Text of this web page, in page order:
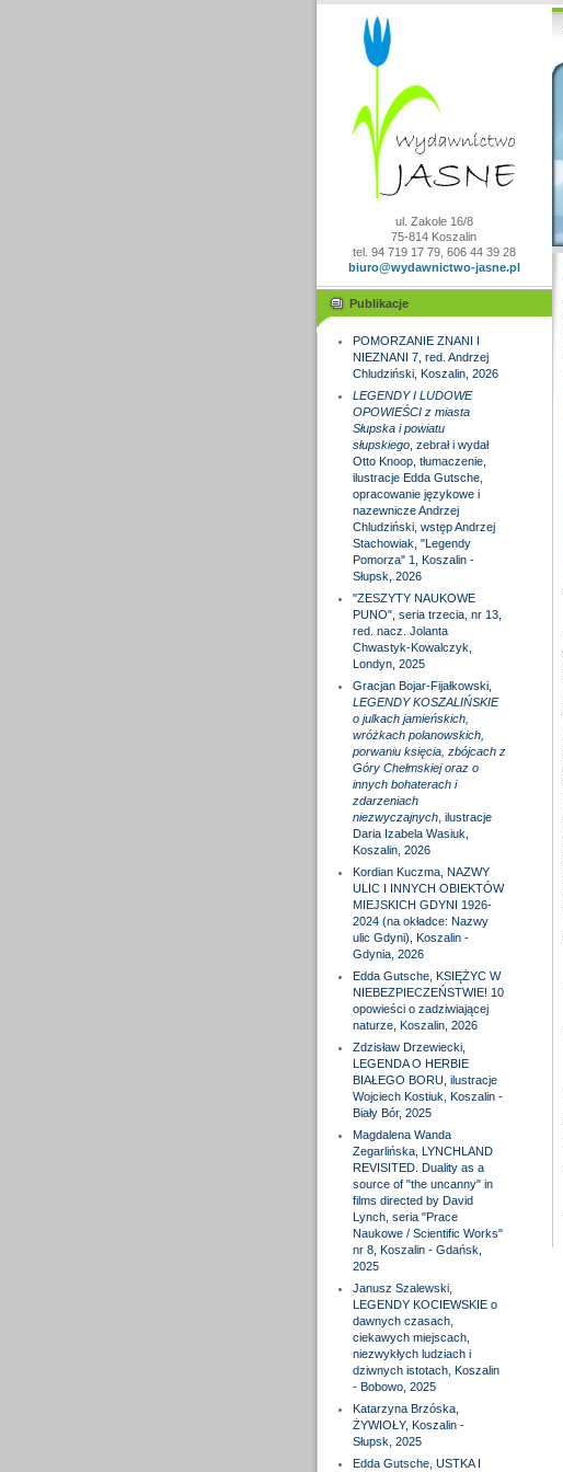
ul. Zakole 16/8
75-814 Koszalin
tel. 94 719 17 79, 606 44 39 28
biuro@wydawnictwo-jasne.pl
Publikacje
POMORZANIE ZNANI I
NIEZNANI 7, red. Andrzej
Chludziński, Koszalin, 2026
LEGENDY I LUDOWE
OPOWIEŚCI z miasta
Słupska i powiatu
słupskiego, zebrał i wydał
Otto Knoop, tłumaczenie,
ilustracje Edda Gutsche,
opracowanie językowe i
nazewnicze Andrzej
Chludziński, wstęp Andrzej
Stachowiak, "Legendy
Pomorza" 1, Koszalin -
Słupsk, 2026
"ZESZYTY NAUKOWE
PUNO", seria trzecia, nr 13,
red. nacz. Jolanta
Chwastyk-Kowalczyk,
Londyn, 2025
Gracjan Bojar-Fijałkowski,
LEGENDY KOSZALIŃSKIE
o julkach jamieńskich,
wróżkach polanowskich,
porwaniu księcia, zbójcach z
Góry Chełmskiej oraz o
innych bohaterach i
zdarzeniach
niezwyczajnych, ilustracje
Daria Izabela Wasiuk,
Koszalin, 2026
Kordian Kuczma, NAZWY
ULIC I INNYCH OBIEKTÓW
MIEJSKICH GDYNI 1926-
2024 (na okładce: Nazwy
ulic Gdyni), Koszalin -
Gdynia, 2026
Edda Gutsche, KSIĘŻYC W
NIEBEZPIECZEŃSTWIE! 10
opowieści o zadziwiającej
naturze, Koszalin, 2026
Zdzisław Drzewiecki,
LEGENDA O HERBIE
BIAŁEGO BORU, ilustracje
Wojciech Kostiuk, Koszalin -
Biały Bór, 2025
Magdalena Wanda
Zegarlińska, LYNCHLAND
REVISITED. Duality as a
source of "the uncanny" in
films directed by David
Lynch, seria "Prace
Naukowe / Scientific Works"
nr 8, Koszalin - Gdańsk,
2025
Janusz Szalewski,
LEGENDY KOCIEWSKIE o
dawnych czasach,
ciekawych miejscach,
niezwykłych ludziach i
dziwnych istotach, Koszalin
- Bobowo, 2025
Katarzyna Brzóska,
ŻYWIOŁY, Koszalin -
Słupsk, 2025
Edda Gutsche, USTKA I